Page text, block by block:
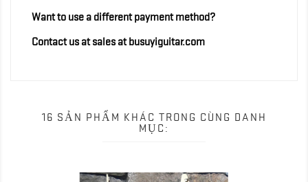
Want to use a different payment method?
Contact us at sales at busuyiguitar.com
16 SẢN PHẨM KHÁC TRONG CÙNG DANH
MỤC: